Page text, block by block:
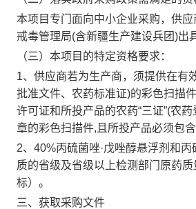
本项目专门面向中小企业采购，供
戒毒管理局(含新疆生产建设兵团)出
（三）本项目的特定资格要求：
1、供应商若为生产商，须提供在有
批准文件、农药标准证)的彩色扫描
许可证和所投产品的农药“三证”(农药
章的彩色扫描件, 且所投产品必须包
2、 40%丙硫菌唑·戊唑醇悬浮剂和
质的省级及省级以上检测部门原药
标）。
三、获取采购文件